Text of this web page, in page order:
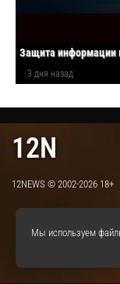
Защита информации
3 дня назад
12N
12NEWS © 2002-2026 18+
Мы используем